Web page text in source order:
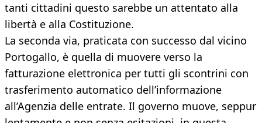
tanti cittadini questo sarebbe un attentato alla
libertà e alla Costituzione.
La seconda via, praticata con successo dal vicino
Portogallo, è quella di muovere verso la
fatturazione elettronica per tutti gli scontrini con
trasferimento automatico dell’informazione
all’Agenzia delle entrate. Il governo muove, seppur